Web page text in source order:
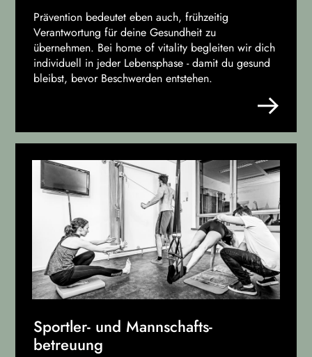
Prävention bedeutet eben auch, frühzeitig
Verantwortung für deine Gesundheit zu
übernehmen. Bei home of vitality begleiten wir dich
individuell in jeder Lebensphase - damit du gesund
bleibst, bevor Beschwerden entstehen.
Sportler- und Mannschafts­
betreuung